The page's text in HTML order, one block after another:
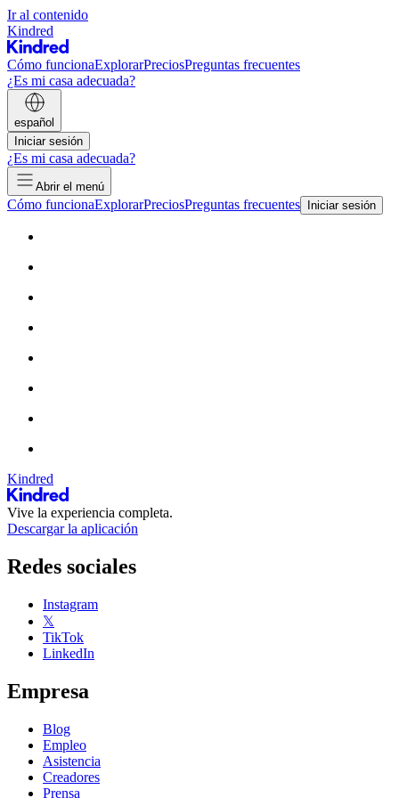
Ir al contenido
Kindred
Cómo funcionaExplorarPreciosPreguntas frecuentes
¿Es mi casa adecuada?
español
Iniciar sesión
¿Es mi casa adecuada?
Abrir el menú
Cómo funcionaExplorarPreciosPreguntas frecuentes Iniciar sesión
Kindred
Vive la experiencia completa.
Descargar la aplicación
Redes sociales
Instagram
𝕏
TikTok
LinkedIn
Empresa
Blog
Empleo
Asistencia
Creadores
Prensa